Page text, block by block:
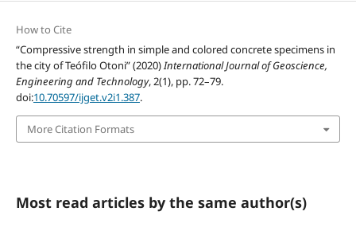
How to Cite
“Compressive strength in simple and colored concrete specimens in
the city of Teófilo Otoni” (2020) International Journal of Geoscience,
Engineering and Technology, 2(1), pp. 72–79.
doi:10.70597/ijget.v2i1.387.
More Citation Formats
Most read articles by the same author(s)